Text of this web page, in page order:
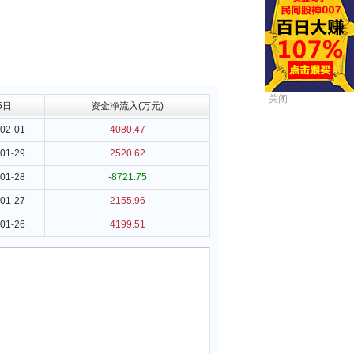
关闭
资金净流入(万元)
01 4080.47
29 2520.62
28 -8721.75
27 2155.96
26 4199.51